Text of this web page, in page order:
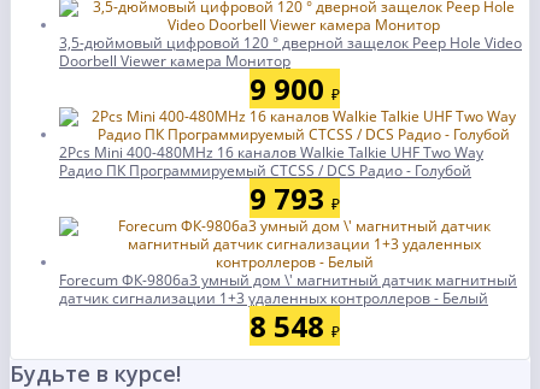
3,5-дюймовый цифровой 120 ° дверной защелок Peep Hole Video
Doorbell Viewer камера Монитор
9 900 ₽
2Pcs Mini 400-480MHz 16 каналов Walkie Talkie UHF Two Way
Радио ПК Программируемый CTCSS / DCS Радио - Голубой
9 793 ₽
Forecum ФК-9806a3 умный дом \' магнитный датчик магнитный
датчик сигнализации 1+3 удаленных контроллеров - Белый
8 548 ₽
Будьте в курсе!